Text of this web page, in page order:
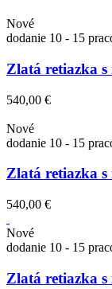
Nové
dodanie 10 - 15
Zlatá retiazka
540,00 €
Nové
dodanie 10 - 15
Zlatá retiazka
540,00 €
Nové
dodanie 10 - 15
Zlatá retiazka